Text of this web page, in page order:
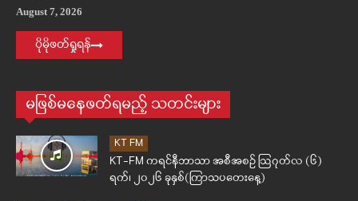
August 7, 2026
ပိုမိုဖတ်ရှုရန်
မဖြစ်မနေဖတ်ရမည့် သတင်းများ
KT FM
KT-FM ကရင်နီဘာသာ အစီအစဉ် ဩဂုတ်လ (၆)
ရက်၊ ၂၀၂၆ ခုနှစ်(ကြာသပတေးနေ့)